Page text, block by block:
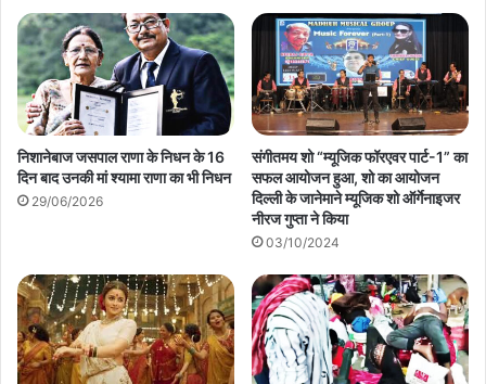
निशानेबाज जसपाल राणा के निधन के 16
दिन बाद उनकी मां श्यामा राणा का भी निधन
29/06/2026
संगीतमय शो “म्यूजिक फॉरएवर पार्ट-1” का
सफल आयोजन हुआ, शो का आयोजन
दिल्ली के जानेमाने म्यूजिक शो ऑर्गेनाइजर
नीरज गुप्ता ने किया
03/10/2024